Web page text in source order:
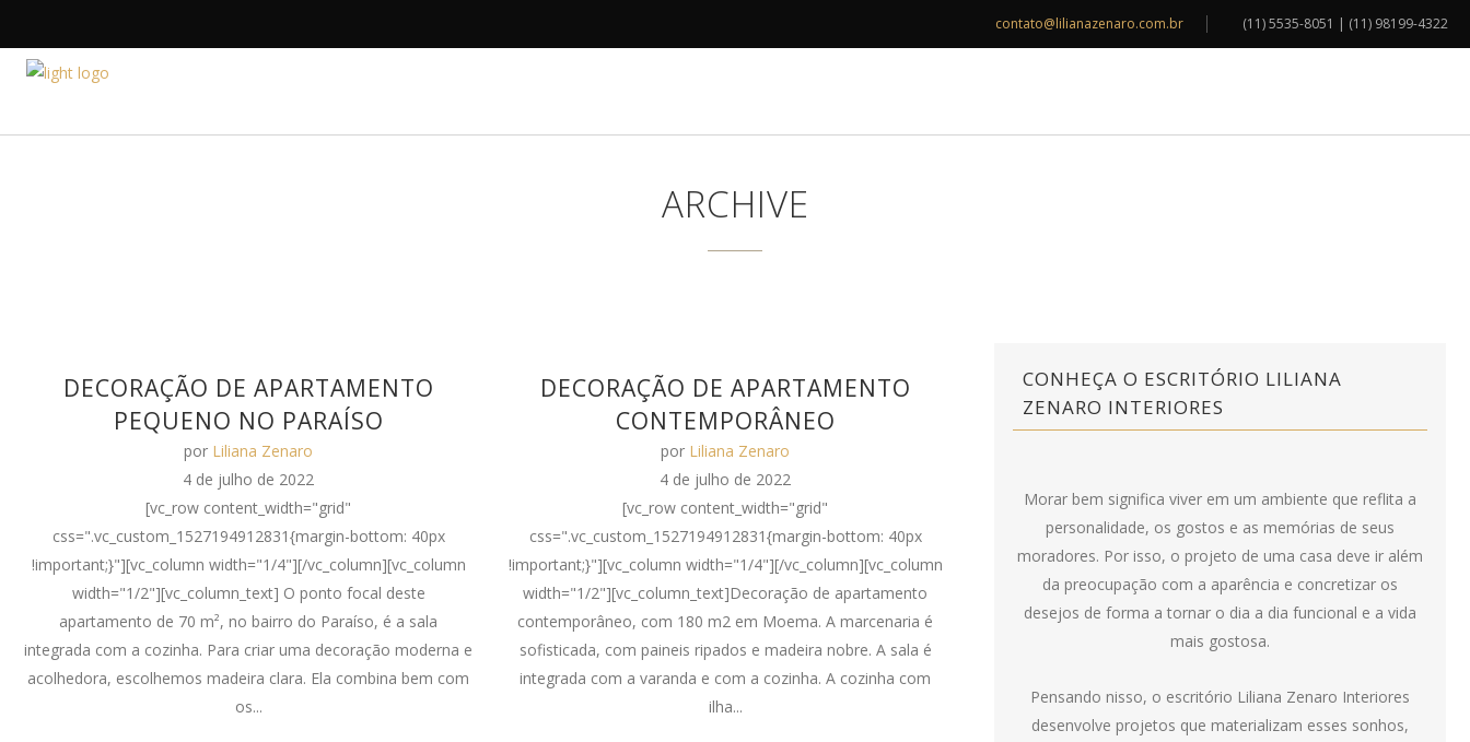
contato@lilianazenaro.com.br (11) 5535-8051 | (11) 98199-4322
ARCHIVE
DECORAÇÃO DE APARTAMENTO
PEQUENO NO PARAÍSO
por Liliana Zenaro
4 de julho de 2022
[vc_row content_width="grid"
css=".vc_custom_1527194912831{margin-bottom: 40px
!important;}"][vc_column width="1/4"][/vc_column][vc_column
width="1/2"][vc_column_text] O ponto focal deste
apartamento de 70 m², no bairro do Paraíso, é a sala
integrada com a cozinha. Para criar uma decoração moderna e
acolhedora, escolhemos madeira clara. Ela combina bem com
os...
DECORAÇÃO DE APARTAMENTO
CONTEMPORÂNEO
por Liliana Zenaro
4 de julho de 2022
[vc_row content_width="grid"
css=".vc_custom_1527194912831{margin-bottom: 40px
!important;}"][vc_column width="1/4"][/vc_column][vc_column
width="1/2"][vc_column_text]Decoração de apartamento
contemporâneo, com 180 m2 em Moema. A marcenaria é
sofisticada, com paineis ripados e madeira nobre. A sala é
integrada com a varanda e com a cozinha. A cozinha com
ilha...
CONHEÇA O ESCRITÓRIO LILIANA
ZENARO INTERIORES
Morar bem significa viver em um ambiente que reflita a
personalidade, os gostos e as memórias de seus
moradores. Por isso, o projeto de uma casa deve ir além
da preocupação com a aparência e concretizar os
desejos de forma a tornar o dia a dia funcional e a vida
mais gostosa.
Pensando nisso, o escritório Liliana Zenaro Interiores
desenvolve projetos que materializam esses sonhos,